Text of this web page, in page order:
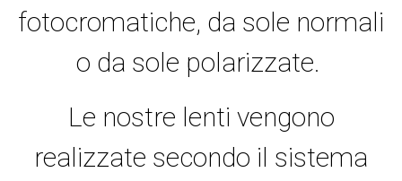
fotocromatiche, da sole normali
o da sole polarizzate.
Le nostre lenti vengono
realizzate secondo il sistema